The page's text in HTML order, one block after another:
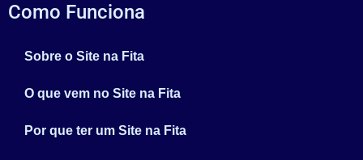
Como Funciona
Sobre o Site na Fita
O que vem no Site na Fita
Por que ter um Site na Fita